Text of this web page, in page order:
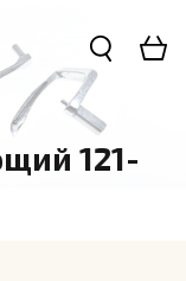
121-